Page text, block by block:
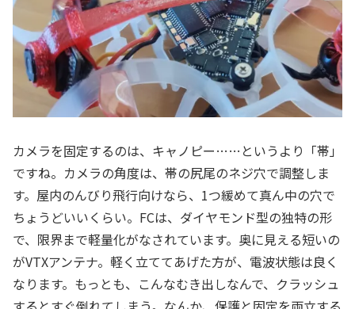
カメラを固定するのは、キャノピー……というより「帯」
ですね。カメラの角度は、帯の尻尾のネジ穴で調整しま
す。屋内のんびり飛行向けなら、1つ緩めて真ん中の穴で
ちょうどいいくらい。FCは、ダイヤモンド型の独特の形
で、限界まで軽量化がなされています。奥に見える短いの
がVTXアンテナ。軽く立ててあげた方が、電波状態は良く
なります。もっとも、こんなむき出しなんで、クラッシュ